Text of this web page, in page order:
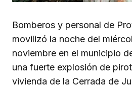
Bomberos y personal de
movilizó la noche del
noviembre en el municipio
una fuerte explosión de
vivienda de la Cerrada de